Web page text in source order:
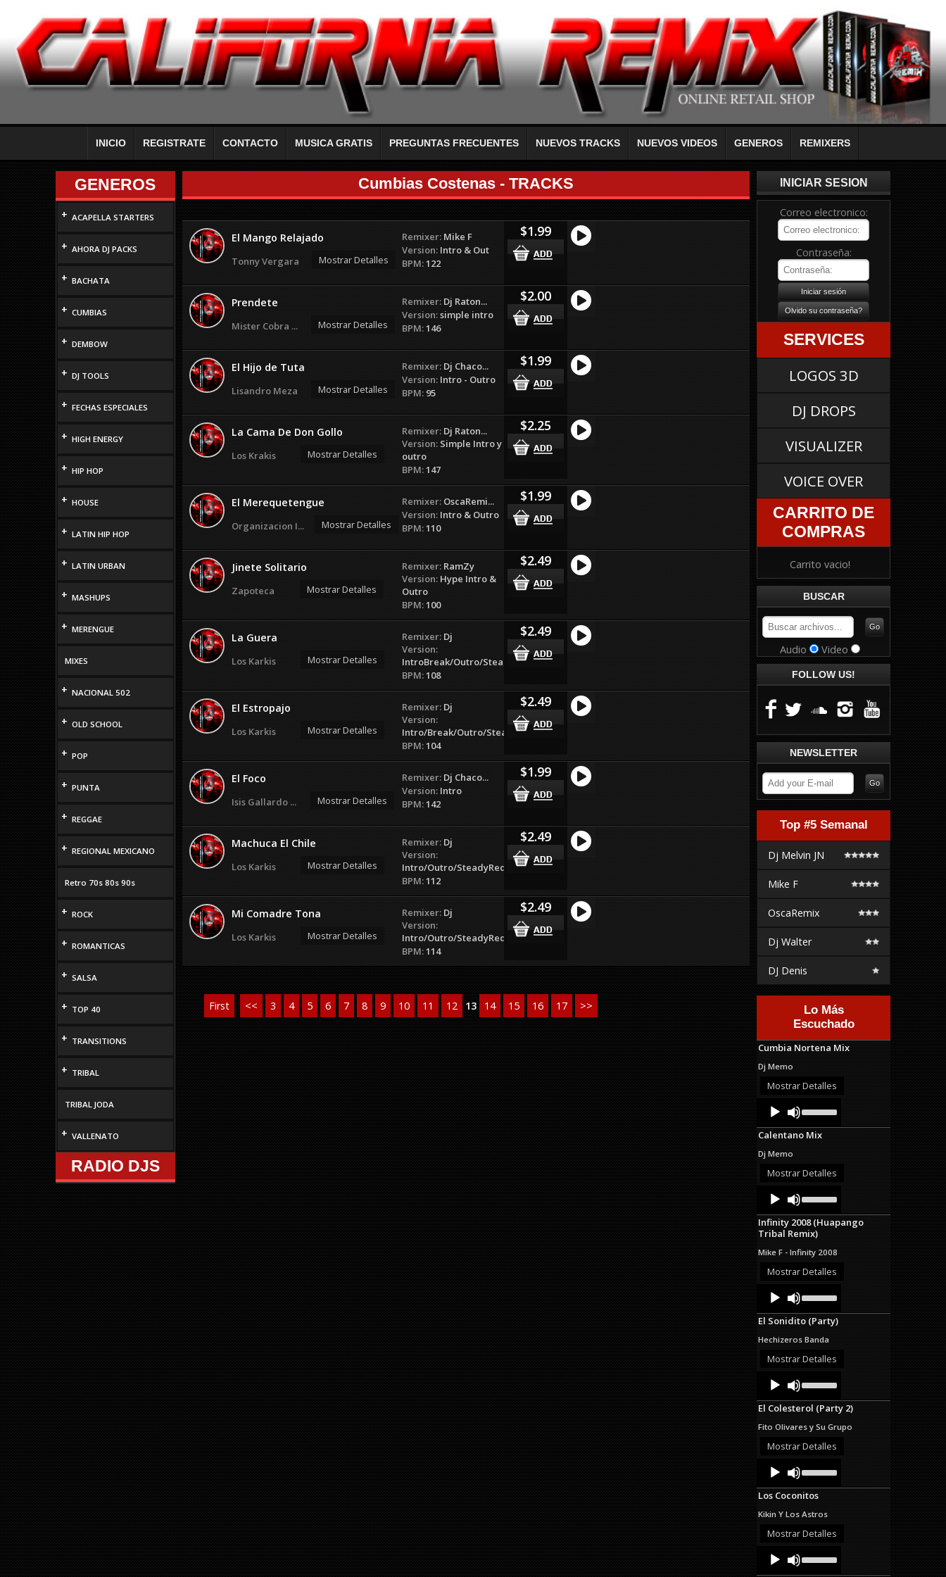
INICIO REGISTRATE CONTACTO MUSICA GRATIS PREGUNTAS FRECUENTES NUEVOS TRACKS NUEVOS VIDEOS GENEROS REMIXERS
GENEROS
+ ACAPELLA STARTERS
+ AHORA DJ PACKS
+ BACHATA
+ CUMBIAS
+ DEMBOW
+ DJ TOOLS
+ FECHAS ESPECIALES
+ HIGH ENERGY
+ HIP HOP
+ HOUSE
+ LATIN HIP HOP
+ LATIN URBAN
+ MASHUPS
+ MERENGUE
MIXES
+ NACIONAL 502
+ OLD SCHOOL
+ POP
+ PUNTA
+ REGGAE
+ REGIONAL MEXICANO
Retro 70s 80s 90s
+ ROCK
+ ROMANTICAS
+ SALSA
+ TOP 40
+ TRANSITIONS
+ TRIBAL
TRIBAL JODA
+ VALLENATO
RADIO DJS
Cumbias Costenas - TRACKS
El Mango Relajado
Tonny Vergara Mostrar Detalles
Remixer: Mike F
Version: Intro & Out
BPM:122
$1.99
Prendete
Mister Cobra ... Mostrar Detalles
Remixer: Dj Raton...
Version:simple intro
BPM:146
$2.00
El Hijo de Tuta
Lisandro Meza Mostrar Detalles
Remixer: Dj Chaco...
Version: Intro - Outro
BPM: 95
$1.99
La Cama De Don Gollo
Los Krakis Mostrar Detalles
Remixer: Dj Raton...
Version: Simple Intro y
outro
BPM:147
$2.25
El Merequetengue
Organizacion I... Mostrar Detalles
Remixer: OscaRemi...
Version: Intro & Outro
BPM:110
$1.99
Jinete Solitario
Zapoteca Mostrar Detalles
Remixer: RamZy
Version: Hype Intro &
Outro
BPM:100
$2.49
La Guera
Los Karkis Mostrar Detalles
Remixer: Dj
Version:
IntroBreak/Outro/SteadyRedrum
BPM:108
$2.49
El Estropajo
Los Karkis Mostrar Detalles
Remixer: Dj
Version:
Intro/Break/Outro/SteadyRedrum
BPM:104
$2.49
El Foco
Isis Gallardo ... Mostrar Detalles
Remixer: Dj Chaco...
Version: Intro
BPM:142
$1.99
Machuca El Chile
Los Karkis Mostrar Detalles
Remixer: Dj
Version:
Intro/Outro/SteadyRedrum
BPM:112
$2.49
Mi Comadre Tona
Los Karkis Mostrar Detalles
Remixer: Dj
Version:
Intro/Outro/SteadyRedrum
BPM:114
$2.49
First << 3 4 5 6 7 8 9 10 11 12 13 14 15 16 17 >>
INICIAR SESION
Correo electronico:
Contraseña:
SERVICES
LOGOS 3D
DJ DROPS
VISUALIZER
VOICE OVER
CARRITO DE
COMPRAS
Carrito vacio!
BUSCAR
Audio Video
FOLLOW US!
NEWSLETTER
Top #5 Semanal
Dj Melvin JN
Mike F
OscaRemix
Dj Walter
DJ Denis
Lo Más
Escuchado
Cumbia Nortena Mix
Dj Memo
Mostrar Detalles
Audio
Player
Up/Down
Arrow
keys
or
Calentano Mix
Dj Memo
Mostrar Detalles
Audio
Player
Up/Down
Arrow
keys
to
increase
or
decrease
Infinity 2008 (Huapango
Tribal Remix)
Mike F - Infinity 2008
Mostrar Detalles
Audio
Player
Up/Down
Arrow
keys
increase
or
El Sonidito (Party)
Hechizeros Banda
Mostrar Detalles
Audio
Player
Up/Down
Arrow
keys
increase
or
El Colesterol (Party 2)
Fito Olivares y Su Grupo
Mostrar Detalles
Audio
Player
Up/Down
Arrow
keys
increase
or
Los Coconitos
Kikin Y Los Astros
Mostrar Detalles
Audio
Player
Up/Down
Arrow